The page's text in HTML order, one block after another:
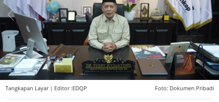
Tangkapan Layar | Editor :EDQP Foto: Dokumen Pribadi